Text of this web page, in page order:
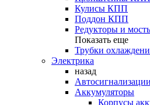
Кулисы КПП
Поддон КПП
Редукторы и
Показать еще
Трубки
Электрика
назад
Автосигнализации
Аккумуляторы
Корпусы